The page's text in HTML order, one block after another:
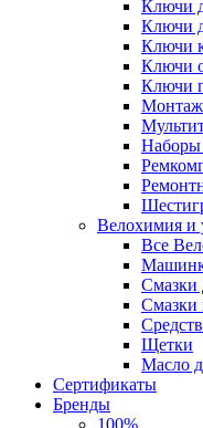
Ключи
Ключи
Ключи
Ключи
Ключи
Наборы
Велохимия и
Все
Смазки
Смазки
Щетки
Масло
Сертификаты
Бренды
100%